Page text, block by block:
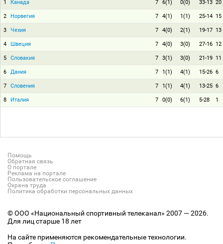
1 Канада 7 6(1) 0(0) 33-13 20
2 Норвегия 7 4(1) 1(1) 25-14 15
3 Чехия 7 4(0) 2(1) 19-17 13
4 Швеция 7 4(0) 3(0) 27-16 12
5 Словакия 7 3(1) 3(0) 21-19 11
6 Дания 7 1(1) 4(1) 15-26 6
7 Словения 7 1(1) 4(1) 13-25 6
8 Италия 7 0(0) 6(1) 5-28 1
Помощь
Обратная связь
О портале
Реклама на портале
Пользовательское соглашение
Охрана труда
Политика обработки персональных данных
© ООО «Национальный спортивный телеканал» 2007 — 2026.
Для лиц старше 18 лет
На сайте применяются рекомендательные технологии.